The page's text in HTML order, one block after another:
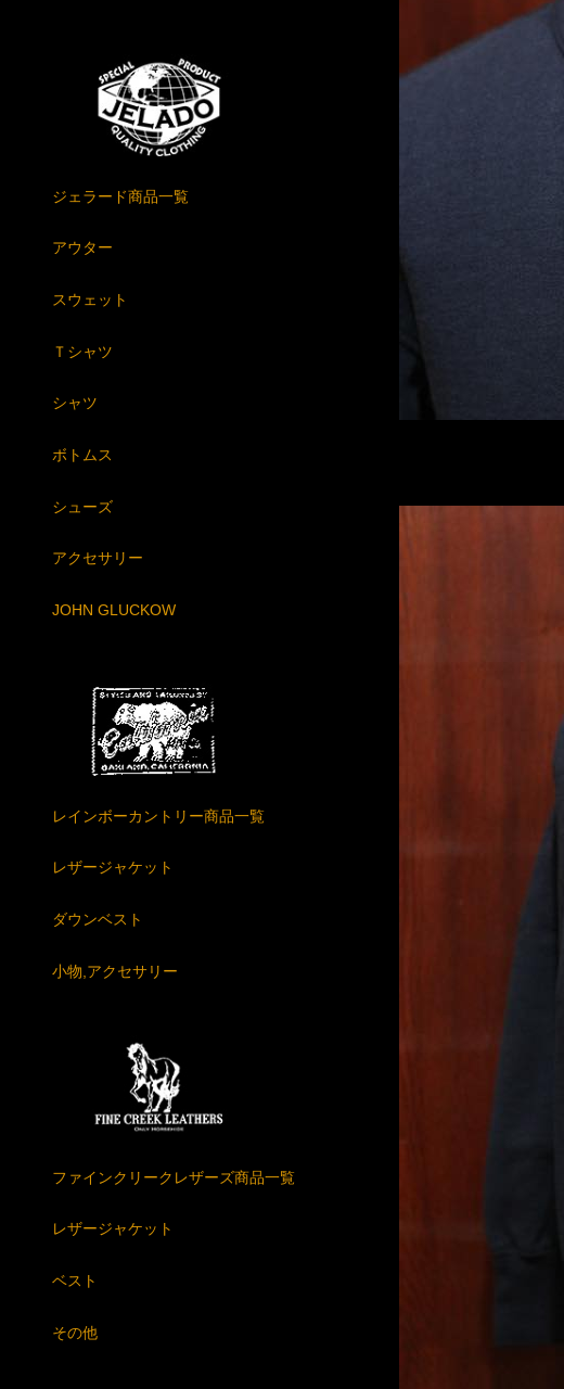
ジェラード商品一覧
アウター
スウェット
Ｔシャツ
シャツ
ボトムス
シューズ
アクセサリー
JOHN GLUCKOW
レインボーカントリー商品一覧
レザージャケット
ダウンベスト
小物,アクセサリー
ファインクリークレザーズ商品一覧
レザージャケット
ベスト
その他